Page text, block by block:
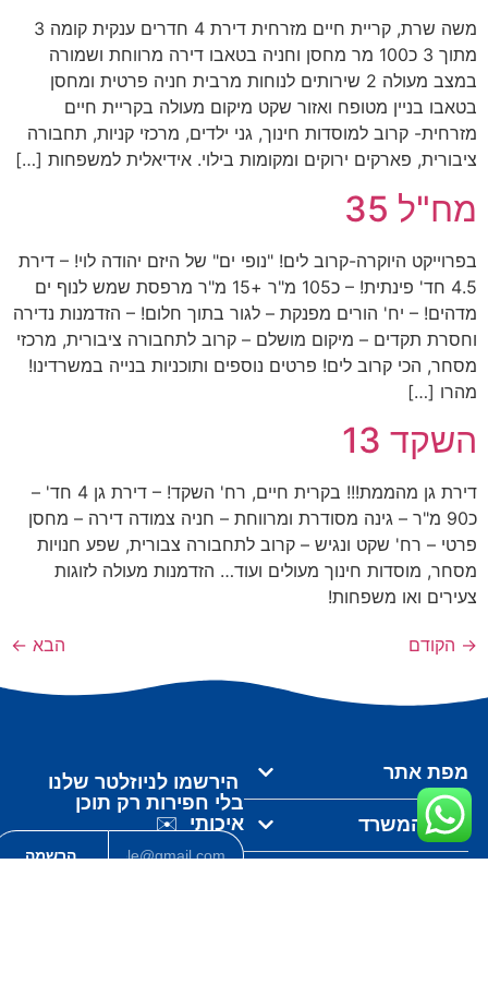
משה שרת, קריית חיים מזרחית דירת 4 חדרים ענקית קומה 3
מתוך 3 כ100 מר מחסן וחניה בטאבו דירה מרווחת ושמורה
במצב מעולה 2 שירותים לנוחות מרבית חניה פרטית ומחסן
בטאבו בניין מטופח ואזור שקט מיקום מעולה בקריית חיים
מזרחית- קרוב למוסדות חינוך, גני ילדים, מרכזי קניות, תחבורה
ציבורית, פארקים ירוקים ומקומות בילוי. אידיאלית למשפחות […]
מח"ל 35
בפרוייקט היוקרה-קרוב לים! "נופי ים" של היזם יהודה לוי! – דירת
4.5 חד' פינתית! – כ105 מ"ר +15 מ"ר מרפסת שמש לנוף ים
מדהים! – יח' הורים מפנקת – לגור בתוך חלום! – הזדמנות נדירה
וחסרת תקדים – מיקום מושלם – קרוב לתחבורה ציבורית, מרכזי
מסחר, הכי קרוב לים! פרטים נוספים ותוכניות בנייה במשרדינו!
מהרו […]
השקד 13
דירת גן מהממת!!! בקרית חיים, רח' השקד! – דירת גן 4 חד' –
כ90 מ"ר – גינה מסודרת ומרווחת – חניה צמודה דירה – מחסן
פרטי – רח' שקט ונגיש – קרוב לתחבורה צבורית, שפע חנויות
מסחר, מוסדות חינוך מעולים ועוד… הזדמנות מעולה לזוגות
צעירים ואו משפחות!
→ הקודם הבא ←
מפת אתר
נכסי המשרד
הירשמו לניוזלטר שלנו
בלי חפירות רק תוכן
איכותי
✉️
הרשמה